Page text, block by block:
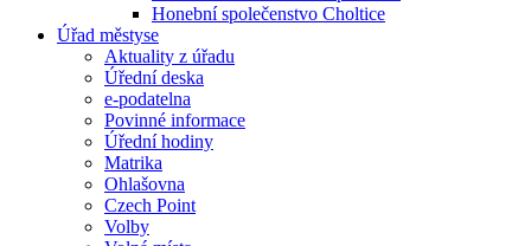
Honební společenstvo Choltice
Úřad městyse
Aktuality z úřadu
Úřední deska
e-podatelna
Povinné informace
Úřední hodiny
Matrika
Ohlašovna
Czech Point
Volby